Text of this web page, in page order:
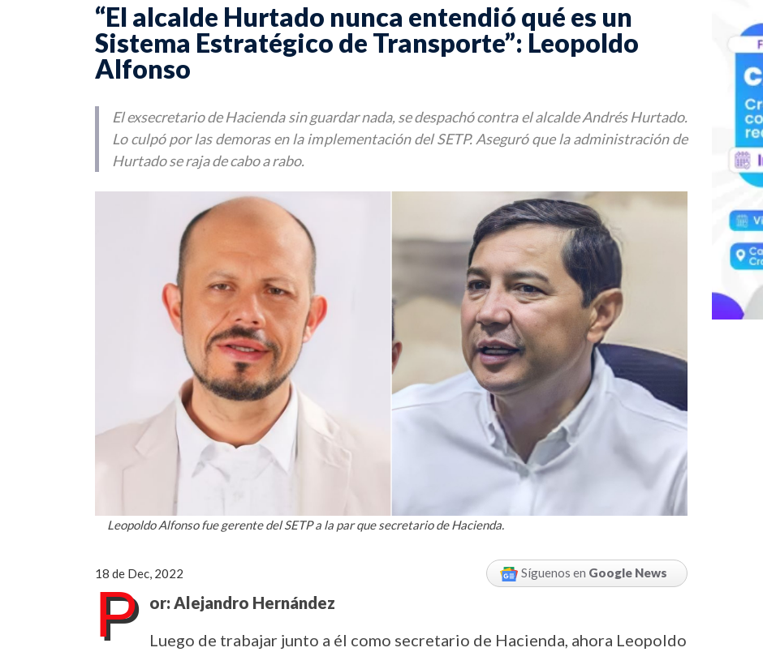
“El alcalde Hurtado nunca entendió qué es un
Sistema Estratégico de Transporte”: Leopoldo
Alfonso
El exsecretario de Hacienda sin guardar nada, se despachó contra el alcalde Andrés Hurtado.
Lo culpó por las demoras en la implementación del SETP. Aseguró que la administración de
Hurtado se raja de cabo a rabo.
Leopoldo Alfonso fue gerente del SETP a la par que secretario de Hacienda.
18 de Dec, 2022 Síguenos en Google News
P
or: Alejandro Hernández
Luego de trabajar junto a él como secretario de Hacienda, ahora Leopoldo